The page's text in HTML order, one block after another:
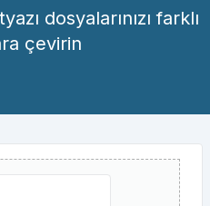
dosyalarınızı farklı
çevirin